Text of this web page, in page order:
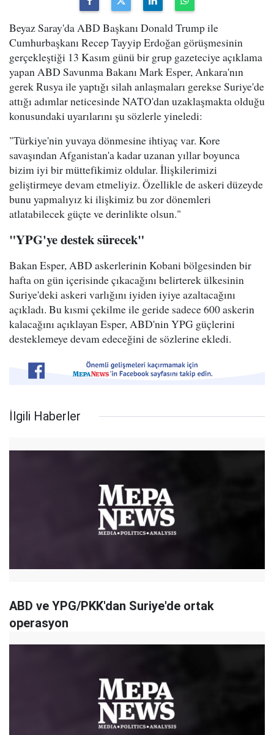
Beyaz Saray'da ABD Başkanı Donald Trump ile
Cumhurbaşkanı Recep Tayyip Erdoğan görüşmesinin
gerçekleştiği 13 Kasım günü bir grup gazeteciye açıklama
yapan ABD Savunma Bakanı Mark Esper, Ankara'nın
gerek Rusya ile yaptığı silah anlaşmaları gerekse Suriye'de
attığı adımlar neticesinde NATO'dan uzaklaşmakta olduğu
konusundaki uyarılarını şu sözlerle yineledi:
"Türkiye'nin yuvaya dönmesine ihtiyaç var. Kore
savaşından Afganistan'a kadar uzanan yıllar boyunca
bizim iyi bir müttefikimiz oldular. İlişkilerimizi
geliştirmeye devam etmeliyiz. Özellikle de askeri düzeyde
bunu yapmalıyız ki ilişkimiz bu zor dönemleri
atlatabilecek güçte ve derinlikte olsun."
"YPG'ye destek sürecek"
Bakan Esper, ABD askerlerinin Kobani bölgesinden bir
hafta on gün içerisinde çıkacağını belirterek ülkesinin
Suriye'deki askeri varlığını iyiden iyiye azaltacağını
açıkladı. Bu kısmi çekilme ile geride sadece 600 askerin
kalacağını açıklayan Esper, ABD'nin YPG güçlerini
desteklemeye devam edeceğini de sözlerine ekledi.
İlgili Haberler
ABD ve YPG/PKK'dan Suriye'de ortak
operasyon